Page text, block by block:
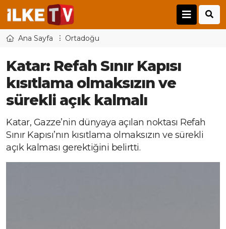
Ana Sayfa Ortadoğu
Katar: Refah Sınır Kapısı
kısıtlama olmaksızın ve
sürekli açık kalmalı
Katar, Gazze’nin dünyaya açılan noktası Refah
Sınır Kapısı’nın kısıtlama olmaksızın ve sürekli
açık kalması gerektiğini belirtti.